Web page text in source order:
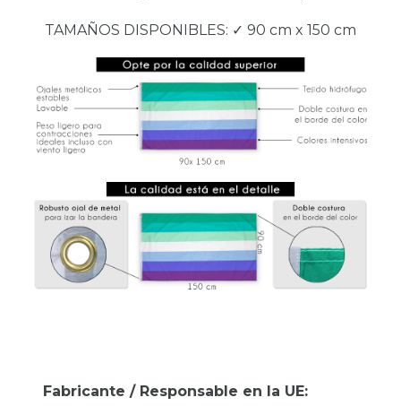
TAMAÑOS DISPONIBLES: ✓ 90 cm x 150 cm
Fabricante / Responsable en la UE: